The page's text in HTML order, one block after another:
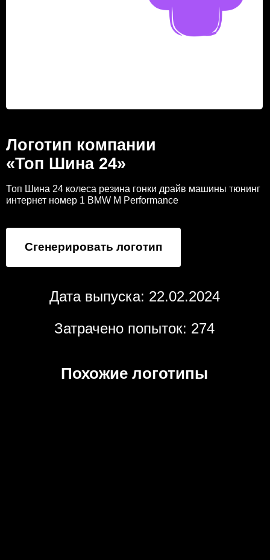
Логотип компании
«Топ Шина 24»
Топ Шина 24 колеса резина гонки драйв машины тюнинг
интернет номер 1 BMW M Performance
Сгенерировать логотип
Дата выпуска: 22.02.2024
Затрачено попыток: 274
Похожие логотипы